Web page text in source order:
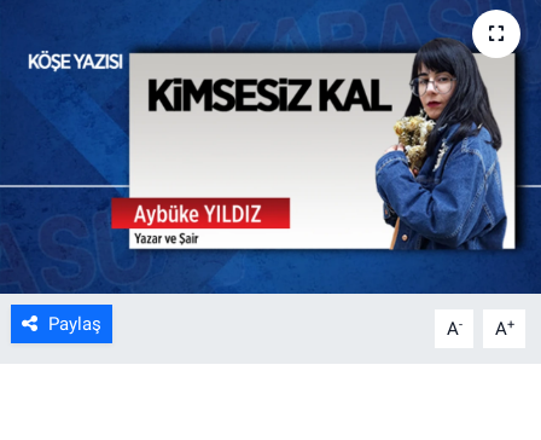
Paylaş A- A+